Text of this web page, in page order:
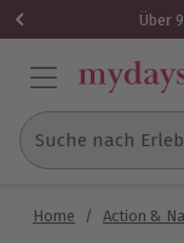
Über
Suche nach
Home / Action &